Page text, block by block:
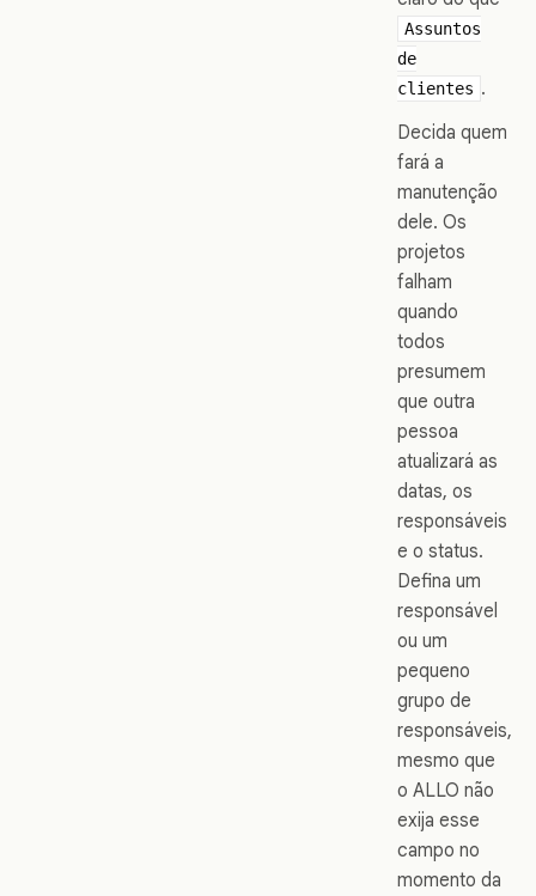
Assuntos
de
clientes .
Decida quem
fará a
manutenção
dele. Os
projetos
falham
quando
todos
presumem
que outra
pessoa
atualizará as
datas, os
responsáveis
e o status.
Defina um
responsável
ou um
pequeno
grupo de
responsáveis,
mesmo que
o ALLO não
exija esse
campo no
momento da